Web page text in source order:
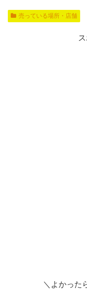
売っている場所・店舗
＼よかった